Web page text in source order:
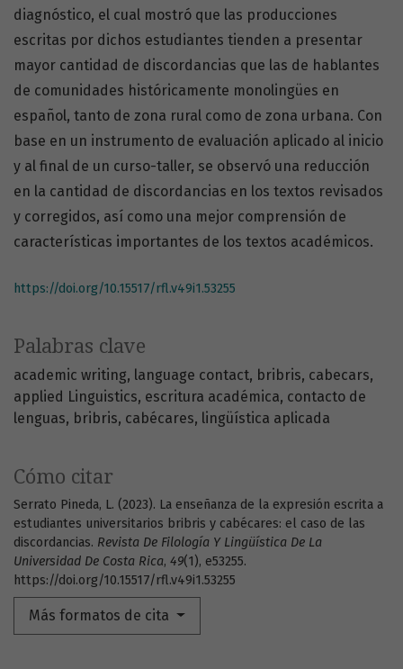
Palabras clave
academic writing language contact bribris cabecars
applied Linguistics escritura académica contacto de
lenguas
bribris cabécares lingüística aplicada
Cómo citar
Serrato Pineda, L. (2023). La enseñanza de la expresión escrita a
estudiantes universitarios bribris y cabécares: el caso de las
discordancias. Revista De Filología Y Lingüística De La
Universidad De Costa Rica, 49(1), e53255.
https://doi.org/10.15517/rfl.v49i1.53255
Más formatos de cita
diagnóstico, el cual mostró que las producciones
escritas por dichos estudiantes tienden a presentar
mayor cantidad de discordancias que las de hablantes
de comunidades históricamente monolingües en
español, tanto de zona rural como de zona urbana. Con
base en un instrumento de evaluación aplicado al inicio
y al final de un curso-taller, se observó una reducción
en la cantidad de discordancias en los textos revisados
y corregidos, así como una mejor comprensión de
características importantes de los textos académicos.
https://doi.org/10.15517/rfl.v49i1.53255